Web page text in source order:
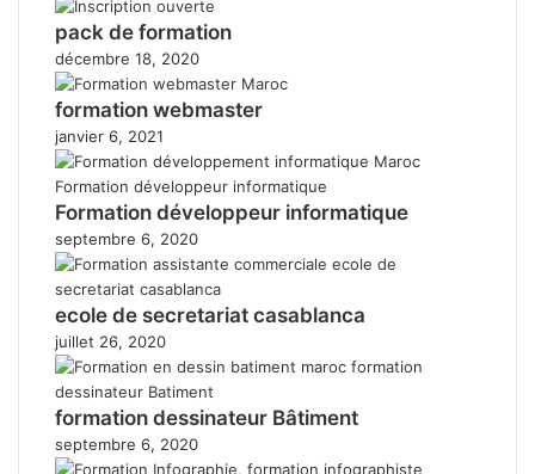
pack de formation
décembre 18, 2020
formation webmaster
janvier 6, 2021
Formation développeur informatique
septembre 6, 2020
ecole de secretariat casablanca
juillet 26, 2020
formation dessinateur Bâtiment
septembre 6, 2020